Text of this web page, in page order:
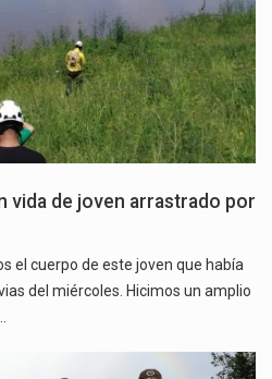
vida de joven arrastrado por
el cuerpo de este joven que había
del miércoles. Hicimos un amplio